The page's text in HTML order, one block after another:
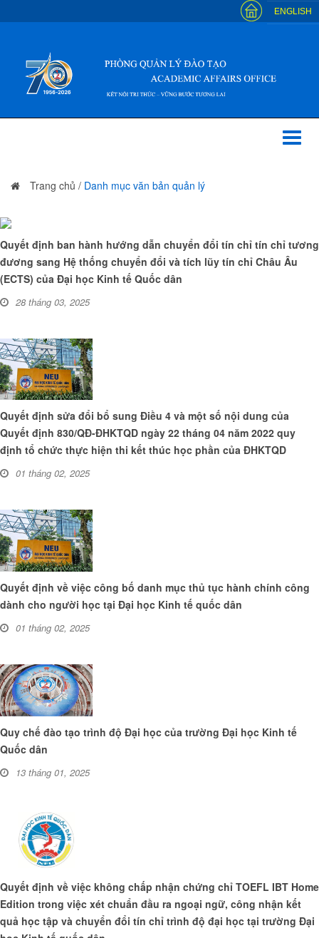
ENGLISH
Trang chủ / Danh mục văn bản quản lý
Quyết định ban hành hướng dẫn chuyển đổi tín chỉ tín chỉ tương
đương sang Hệ thống chuyển đổi và tích lũy tín chỉ Châu Âu
(ECTS) của Đại học Kinh tế Quốc dân
28 tháng 03, 2025
Quyết định sửa đổi bổ sung Điều 4 và một số nội dung của
Quyết định 830/QĐ-ĐHKTQD ngày 22 tháng 04 năm 2022 quy
định tổ chức thực hiện thi kết thúc học phần của ĐHKTQD
01 tháng 02, 2025
Quyết định về việc công bố danh mục thủ tục hành chính công
dành cho người học tại Đại học Kinh tế quốc dân
01 tháng 02, 2025
Quy chế đào tạo trình độ Đại học của trường Đại học Kinh tế
Quốc dân
13 tháng 01, 2025
Quyết định về việc không chấp nhận chứng chỉ TOEFL IBT Home
Edition trong việc xét chuẩn đầu ra ngoại ngữ, công nhận kết
quả học tập và chuyển đổi tín chỉ trình độ đại học tại trường Đại